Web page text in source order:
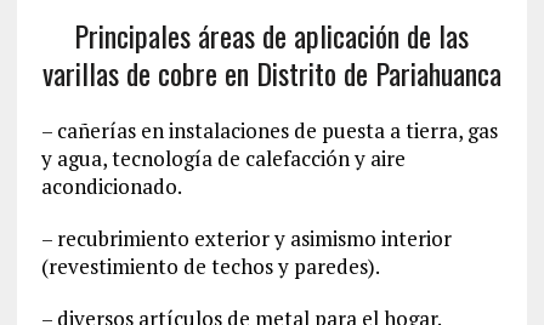
Principales áreas de aplicación de las
varillas de cobre en Distrito de Pariahuanca
– cañerías en instalaciones de puesta a tierra, gas
y agua, tecnología de calefacción y aire
acondicionado.
– recubrimiento exterior y asimismo interior
(revestimiento de techos y paredes).
– diversos artículos de metal para el hogar.